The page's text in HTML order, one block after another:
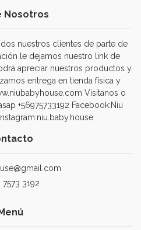
Nosotros
nuestros clientes de parte de
le dejamos nuestro link de
apreciar nuestros productos y
entrega en tienda física y
Visitanos o
+56975733192 Facebook:Niu
7573 3192
Menú